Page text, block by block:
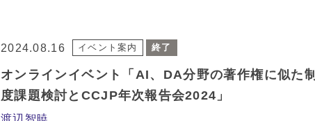
2024.08.16 イベント案内 終了
オンラインイベント「AI、DA分野の著作権に似た制
度課題検討とCCJP年次報告会2024」
渡辺智暁